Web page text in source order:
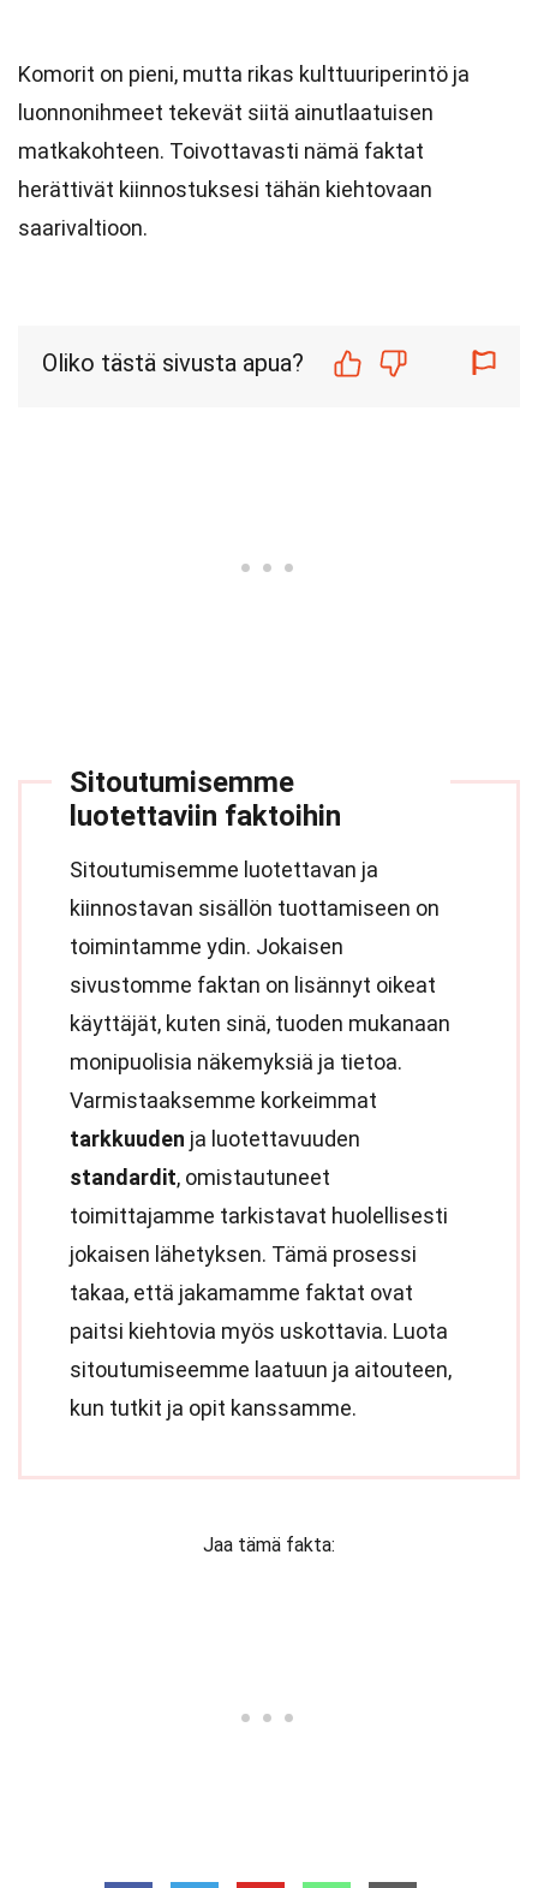
Komorit on pieni, mutta rikas kulttuuriperintö ja
luonnonihmeet tekevät siitä ainutlaatuisen
matkakohteen. Toivottavasti nämä faktat
herättivät kiinnostuksesi tähän kiehtovaan
saarivaltioon.
Oliko tästä sivusta apua?
Sitoutumisemme
luotettaviin faktoihin
Sitoutumisemme luotettavan ja
kiinnostavan sisällön tuottamiseen on
toimintamme ydin. Jokaisen
sivustomme faktan on lisännyt oikeat
käyttäjät, kuten sinä, tuoden mukanaan
monipuolisia näkemyksiä ja tietoa.
Varmistaaksemme korkeimmat
tarkkuuden ja luotettavuuden
standardit, omistautuneet
toimittajamme tarkistavat huolellisesti
jokaisen lähetyksen. Tämä prosessi
takaa, että jakamamme faktat ovat
paitsi kiehtovia myös uskottavia. Luota
sitoutumiseemme laatuun ja aitouteen,
kun tutkit ja opit kanssamme.
Jaa tämä fakta: